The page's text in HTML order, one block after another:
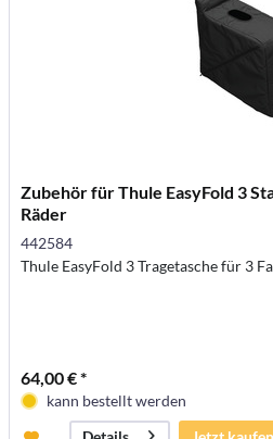
Zubehör für Thule EasyFold 3
Räder
442584
Thule EasyFold 3 Tragetasche für 3
64,00 € *
kann bestellt werden